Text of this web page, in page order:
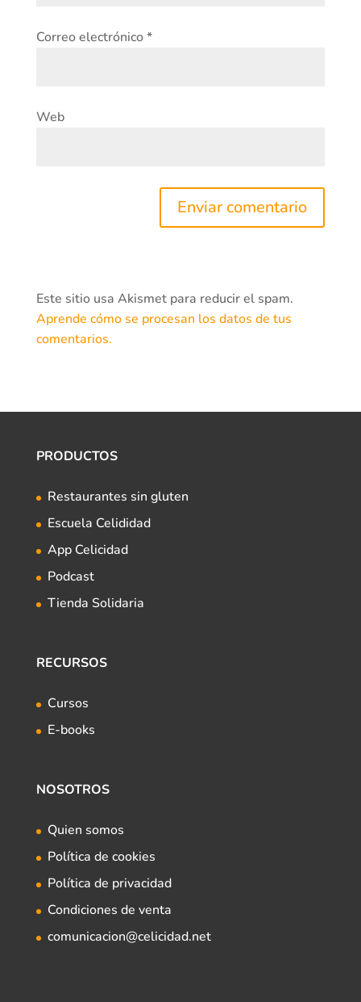
Correo electrónico*
Web
Este sitio usa Akismet para reducir el spam.
Aprende cómo se procesan los datos de tus
comentarios.
PRODUCTOS
Restaurantes sin gluten
Escuela Celididad
App Celicidad
Podcast
Tienda Solidaria
RECURSOS
Cursos
E-books
NOSOTROS
Quien somos
Política de cookies
Política de privacidad
Condiciones de venta
comunicacion@celicidad.net